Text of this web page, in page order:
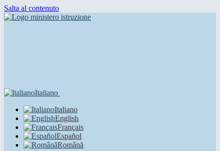
Salta al contenuto
Italiano
Italiano
English
Français
Español
Română